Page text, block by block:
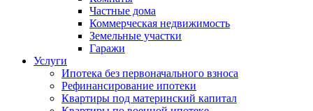
Частные дома
Коммерческая недвижимость
Земельные участки
Гаражи
Услуги
Ипотека без первоначального взноса
Рефинансирование ипотеки
Квартиры под материнский капитал